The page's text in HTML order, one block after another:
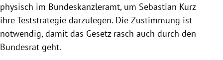
physisch im Bundeskanzleramt, um Sebastian Kurz
ihre Teststrategie darzulegen. Die Zustimmung ist
notwendig, damit das Gesetz rasch auch durch den
Bundesrat geht.